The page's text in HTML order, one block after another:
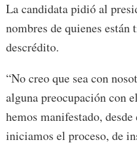
La candidata pidió al
nombres de quienes están
descrédito.
“No creo que sea con
alguna preocupación con
hemos manifestado,
iniciamos el proceso, de